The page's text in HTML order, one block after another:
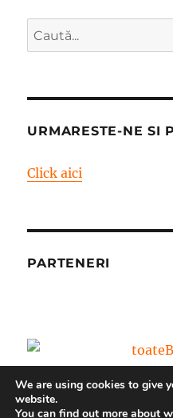
Caută
după:
URMARESTE-NE SI
Click aici
PARTENERI
We are using cookies to give
website.
You can find out more about